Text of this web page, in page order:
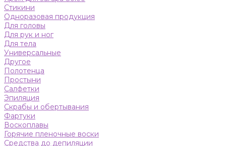
Стикини
Одноразовая продукция
Для головы
Для рук и ног
Для тела
Универсальные
Другое
Полотенца
Простыни
Салфетки
Эпиляция
Скрабы и обертывания
Фартуки
Воскоплавы
Горячие пленочные воски
Средства до депиляции